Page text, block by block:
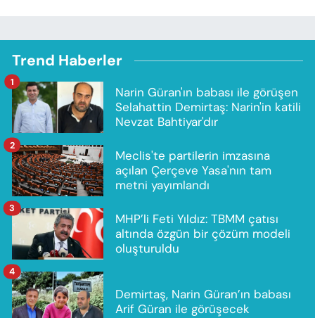
Trend Haberler
Narin Güran'ın babası ile görüşen
Selahattin Demirtaş: Narin'in katili
Nevzat Bahtiyar'dır
1
Meclis'te partilerin imzasına
açılan Çerçeve Yasa'nın tam
metni yayımlandı
2
MHP’li Feti Yıldız: TBMM çatısı
altında özgün bir çözüm modeli
oluşturuldu
3
Demirtaş, Narin Güran’ın babası
Arif Güran ile görüşecek
4